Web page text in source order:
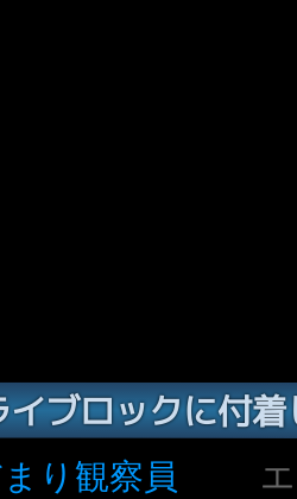
イブロックに付
り観察員